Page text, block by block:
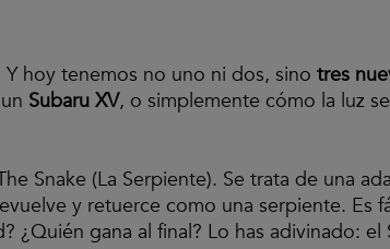
hoy tenemos no uno ni dos, sino tres
Subaru XV, o simplemente cómo la luz
Snake (La Serpiente). Se trata de una
y retuerce como una serpiente. Es
¿Quién gana al final? Lo has adivinado: el